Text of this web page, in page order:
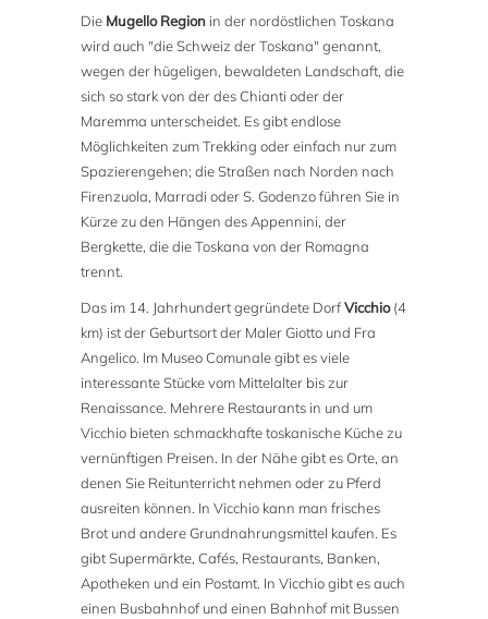
Die Mugello Region in der nordöstlichen Toskana
wird auch "die Schweiz der Toskana" genannt,
wegen der hügeligen, bewaldeten Landschaft, die
sich so stark von der des Chianti oder der
Maremma unterscheidet. Es gibt endlose
Möglichkeiten zum Trekking oder einfach nur zum
Spazierengehen; die Straßen nach Norden nach
Firenzuola, Marradi oder S. Godenzo führen Sie in
Kürze zu den Hängen des Appennini, der
Bergkette, die die Toskana von der Romagna
trennt.
Das im 14. Jahrhundert gegründete DorfVicchio(4
km) ist der Geburtsort der Maler Giotto und Fra
Angelico. Im Museo Comunale gibt es viele
interessante Stücke vom Mittelalter bis zur
Renaissance. Mehrere Restaurants in und um
Vicchio bieten schmackhafte toskanische Küche zu
vernünftigen Preisen. In der Nähe gibt es Orte, an
denen Sie Reitunterricht nehmen oder zu Pferd
ausreiten können. In Vicchio kann man frisches
Brot und andere Grundnahrungsmittel kaufen. Es
gibt Supermärkte, Cafés, Restaurants, Banken,
Apotheken und ein Postamt. In Vicchio gibt es auch
einen Busbahnhof und einen Bahnhof mit Bussen